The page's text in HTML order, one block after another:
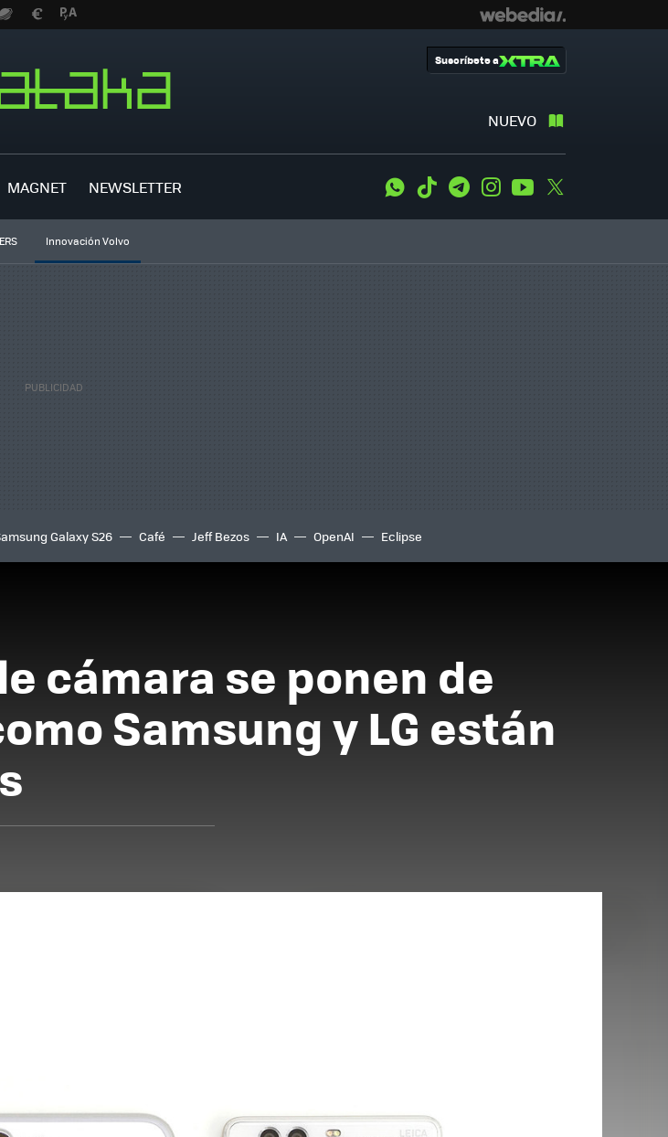
NUEVO
Suscríbete a
MAGNET NEWSLETTER WhatsApp
Tiktok TelegramInstagramYoutube
Innovación Volvo
Galaxy S26 Café Jeff Bezos IA OpenAI Eclipse
cámara se ponen de
Samsung y LG están